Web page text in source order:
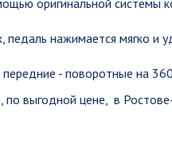
оригинальной системы
педаль нажимается мягко и
- поворотные на
по выгодной цене, в